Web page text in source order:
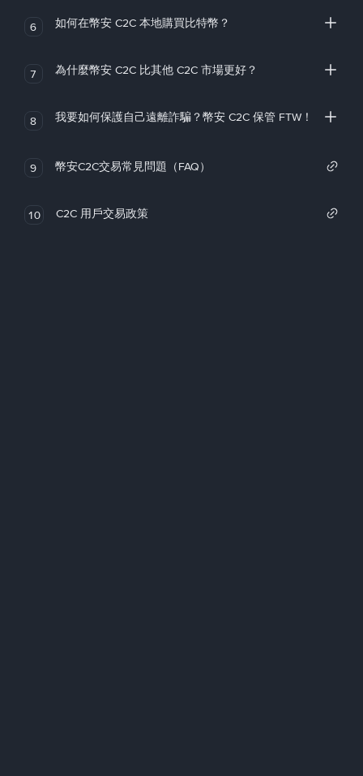
6 如何在幣安 C2C 本地購買比特幣？
7 為什麼幣安 C2C 比其他 C2C 市場更好？
8 我要如何保護自己遠離詐騙？幣安 C2C 保管 FTW！
9 幣安C2C交易常見問題（FAQ）
10 C2C 用戶交易政策